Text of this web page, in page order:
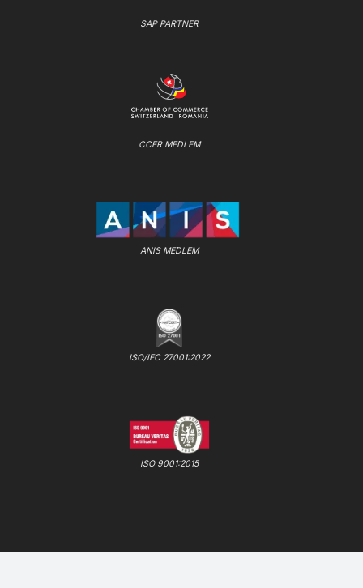
SAP PARTNER
CCER MEDLEM
ANIS MEDLEM
ISO/IEC 27001:2022
ISO 9001:2015